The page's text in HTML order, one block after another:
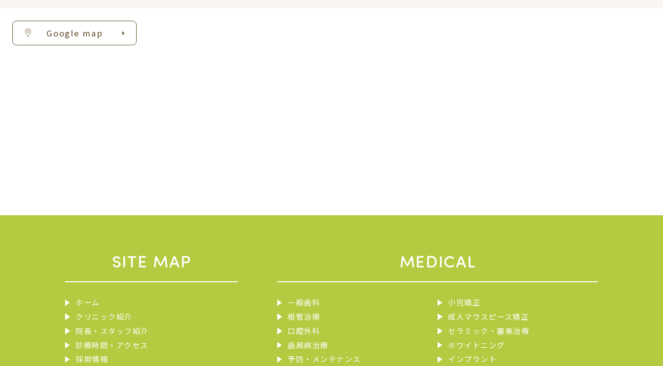
Google map
SITE MAP
ホーム
クリニック紹介
院長・スタッフ紹介
診療時間・アクセス
採用情報
MEDICAL
一般歯科
根管治療
口腔外科
歯周病治療
予防・メンテナンス
小児矯正
成人マウスピース矯正
セラミック・審美治療
ホワイトニング
インプラント